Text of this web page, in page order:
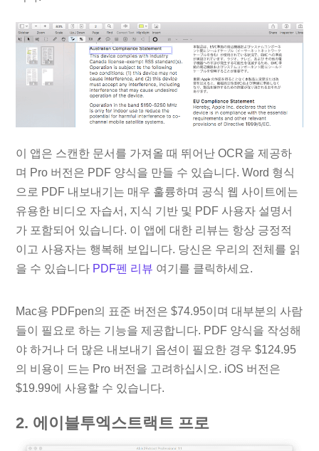
이 앱은 스캔한 문서를 가져올 때 뛰어난 OCR을 제공하
며 Pro 버전은 PDF 양식을 만들 수 있습니다. Word 형식
으로 PDF 내보내기는 매우 훌륭하며 공식 웹 사이트에는
유용한 비디오 자습서, 지식 기반 및 PDF 사용자 설명서
가 포함되어 있습니다. 이 앱에 대한 리뷰는 항상 긍정적
이고 사용자는 행복해 보입니다. 당신은 우리의 전체를 읽
을 수 있습니다 PDF펜 리뷰 여기를 클릭하세요.
Mac용 PDFpen의 표준 버전은 $74.95이며 대부분의 사람
들이 필요로 하는 기능을 제공합니다. PDF 양식을 작성해
야 하거나 더 많은 내보내기 옵션이 필요한 경우 $124.95
의 비용이 드는 Pro 버전을 고려하십시오. iOS 버전은
$19.99에 사용할 수 있습니다.
2. 에이블투엑스트랙트 프로